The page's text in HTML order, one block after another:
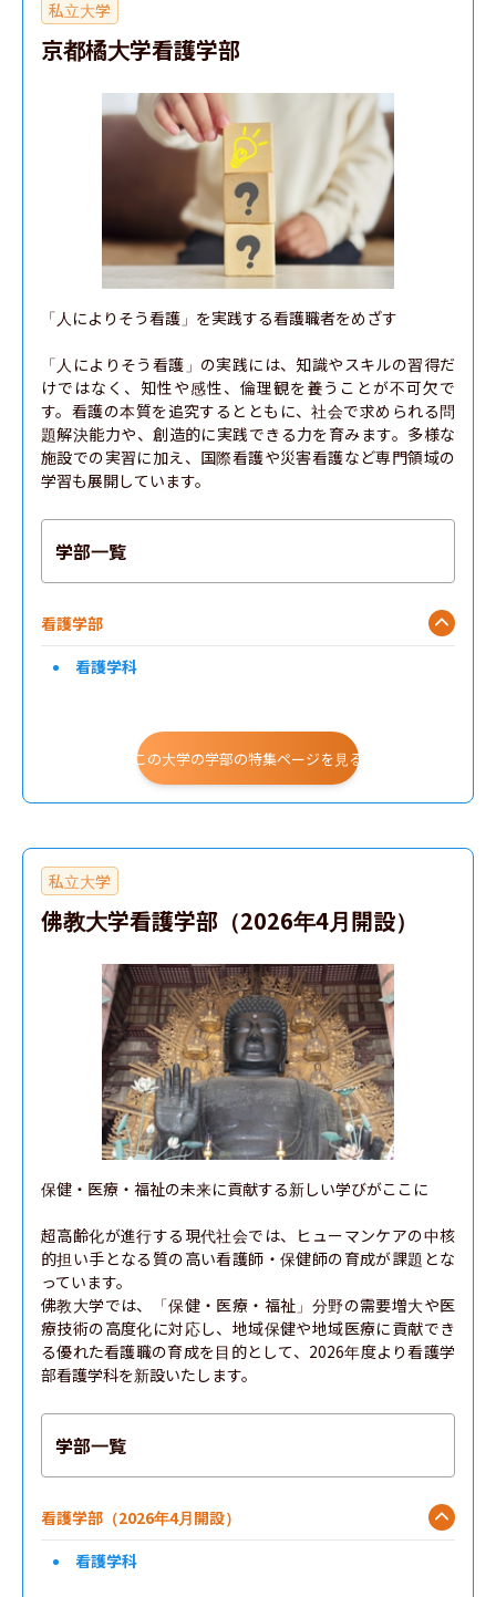
私立大学
京都橘大学看護学部
「人によりそう看護」を実践する看護職者をめざす
「人によりそう看護」の実践には、知識やスキルの習得だ
けではなく、知性や感性、倫理観を養うことが不可欠で
す。看護の本質を追究するとともに、社会で求められる問
題解決能力や、創造的に実践できる力を育みます。多様な
施設での実習に加え、国際看護や災害看護など専門領域の
学習も展開しています。
学部一覧
看護学部
看護学科
この大学の学部の特集ページを見る
私立大学
佛教大学看護学部（2026年4月開設）
保健・医療・福祉の未来に貢献する新しい学びがここに
超高齢化が進行する現代社会では、ヒューマンケアの中核
的担い手となる質の高い看護師・保健師の育成が課題とな
っています。
佛教大学では、「保健・医療・福祉」分野の需要増大や医
療技術の高度化に対応し、地域保健や地域医療に貢献でき
る優れた看護職の育成を目的として、2026年度より看護学
部看護学科を新設いたします。
学部一覧
看護学部（2026年4月開設）
看護学科